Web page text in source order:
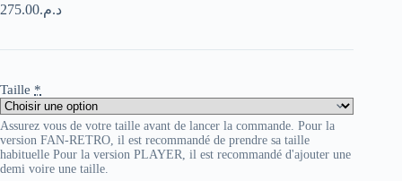
د.م.275.00
Taille *
Assurez vous de votre taille avant de lancer la commande. Pour la
version FAN-RETRO, il est recommandé de prendre sa taille
habituelle Pour la version PLAYER, il est recommandé d'ajouter une
demi voire une taille.